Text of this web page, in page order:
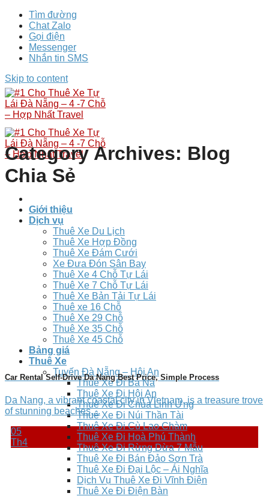
Tìm đường
Chat Zalo
Gọi điện
Messenger
Nhắn tin SMS
Skip to content
Giới thiệu
Dịch vụ
Thuê Xe Du Lịch
Thuê Xe Hợp Đồng
Thuê Xe Đám Cưới
Xe Đưa Đón Sân Bay
Thuê Xe 4 Chỗ Tự Lái
Thuê Xe 7 Chỗ Tự Lái
Thuê Xe Bản Tải Tự Lái
Thuê xe 16 Chỗ
Thuê Xe 29 Chỗ
Thuê Xe 35 Chỗ
Thuê Xe 45 Chỗ
Bảng giá
Thuê Xe
Tuyến Đà Nẵng – Hội An
Thuê Xe Đi Bà Nà
Thuê Xe Đi Hội An
Thuê Xe Đi Chùa Linh Ứng
Thuê Xe Đi Núi Thần Tài
Thuê Xe Đi Cù Lao Chàm
Thuê Xe Đi Hoà Phú Thành
Thuê Xe Đi Rừng Dừa 7 Mẫu
Thuê Xe Đi Bán Đảo Sơn Trà
Thuê Xe Đi Đại Lộc – Ái Nghĩa
Dịch Vụ Thuê Xe Đi Vĩnh Điện
Thuê Xe Đi Điện Bàn
Category Archives: Blog
Chia Sẻ
Car Rental Self-Drive Da Nang Best Price, Simple Process
Da Nang, a vibrant coastal city in Vietnam, is a treasure trove
of stunning beaches,...
05
Th4